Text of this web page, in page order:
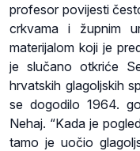
profesor povijesti
crkvama i župnim
materijalom koji je
je slučano otkriće
hrvatskih glagoljskih
se dogodilo 1964.
Nehaj. “Kada je
tamo je uočio